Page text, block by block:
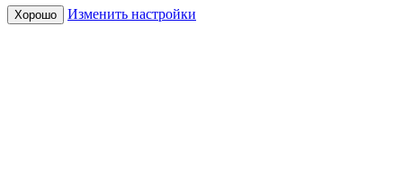
Хорошо Изменить настройки